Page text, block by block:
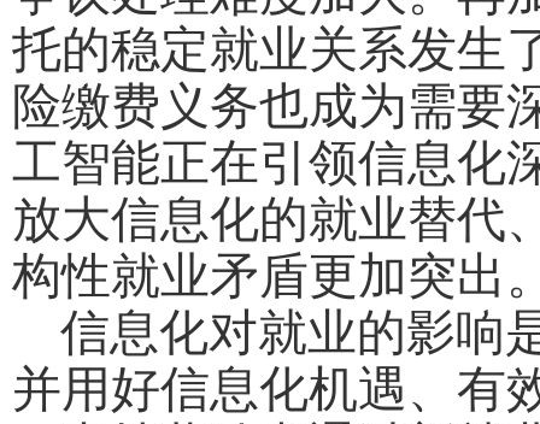
托的稳定就业关系发生
险缴费义务也成为需要
工智能正在引领信息化
放大信息化的就业替代
构性就业矛盾更加突出
信息化对就业的影响
并用好信息化机遇、有